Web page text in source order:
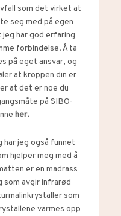
som det virket at
seg med på egen
jeg har god erfaring
forbindelse. Å ta
på eget ansvar, og
at kroppen din er
at det er noe du
på SIBO-
her.
har jeg også funnet
hjelper meg med å
er en madrass
som avgir infrarød
som
varmes opp